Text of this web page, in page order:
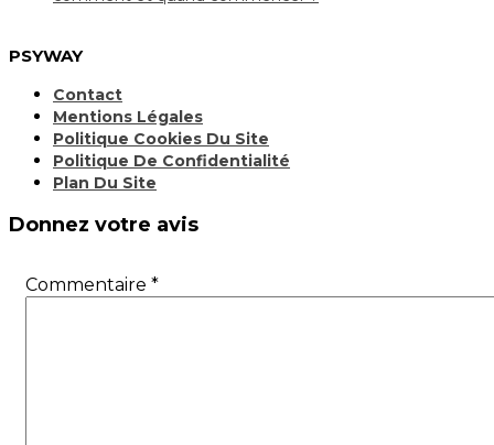
PSYWAY
Contact
Mentions Légales
Politique Cookies Du Site
Politique De Confidentialité
Plan Du Site
Donnez votre avis
Commentaire *